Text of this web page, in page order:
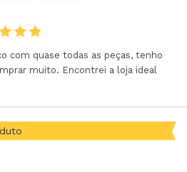
com quase todas as peças, tenho
muito. Encontrei a loja ideal